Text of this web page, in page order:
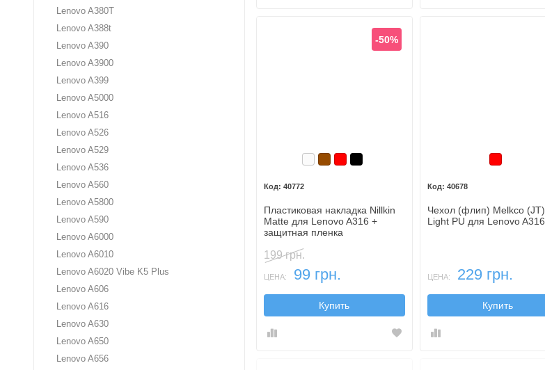
Lenovo A380T
Lenovo A388t
Lenovo A390
Lenovo A3900
Lenovo A399
Lenovo A5000
Lenovo A516
Lenovo A526
Lenovo A529
Lenovo A536
Lenovo A560
Lenovo A5800
Lenovo A590
Lenovo A6000
Lenovo A6010
Lenovo A6020 Vibe K5 Plus
Lenovo A606
Lenovo A616
Lenovo A630
Lenovo A650
Lenovo A656
БелыйКоричневый
Красный
Черный
-50%
40772
Пластиковая накладка Nillkin
Matte для Lenovo A316 +
защитная пленка
199 грн.
ЦЕНА: 99 грн.
Купить
Красный
40678
Чехол (флип) Melkco (JT)
Light PU для Lenovo A316
ЦЕНА: 229 грн.
Купить